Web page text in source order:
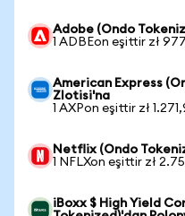
Adobe (Ondo
1 ADBEon eşittir zł
American Express
Zlotisi'na
1 AXPon eşittir zł
Netflix (Ondo
1 NFLXon eşittir zł
iBoxx $ High Yield